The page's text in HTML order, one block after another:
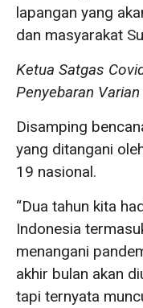
lapangan yang
dan masyarakat
Ketua Satgas
Penyebaran Varian
Disamping
yang ditangani
19 nasional.
“Dua tahun kita
Indonesia
menangani
akhir bulan akan
tapi ternyata